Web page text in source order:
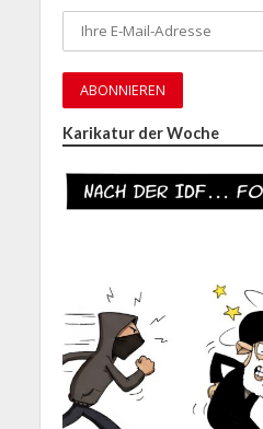
Karikatur der Woche